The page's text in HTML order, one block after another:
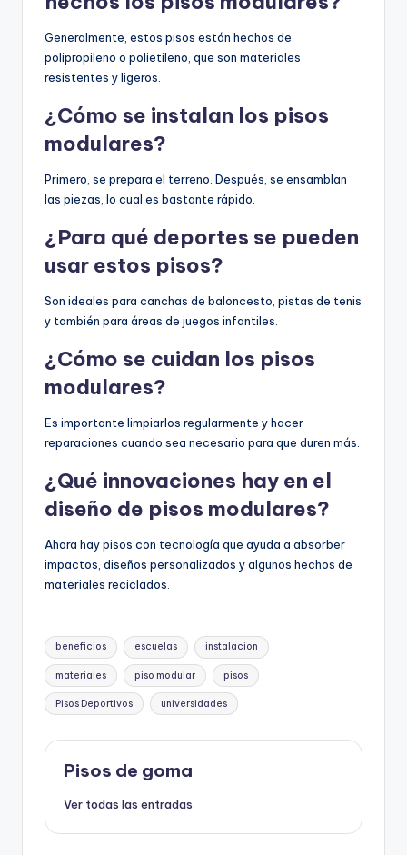
Generalmente, estos pisos están hechos de
polipropileno o polietileno, que son materiales
resistentes y ligeros.
¿Cómo se instalan los pisos
modulares?
Primero, se prepara el terreno. Después, se ensamblan
las piezas, lo cual es bastante rápido.
¿Para qué deportes se pueden
usar estos pisos?
Son ideales para canchas de baloncesto, pistas de tenis
y también para áreas de juegos infantiles.
¿Cómo se cuidan los pisos
modulares?
Es importante limpiarlos regularmente y hacer
reparaciones cuando sea necesario para que duren más.
¿Qué innovaciones hay en el
diseño de pisos modulares?
Ahora hay pisos con tecnología que ayuda a absorber
impactos, diseños personalizados y algunos hechos de
materiales reciclados.
Etiquetas:
beneficios escuelas instalacion
materiales piso modular pisos
Pisos Deportivos universidades
Pisos de goma
Ver todas las entradas